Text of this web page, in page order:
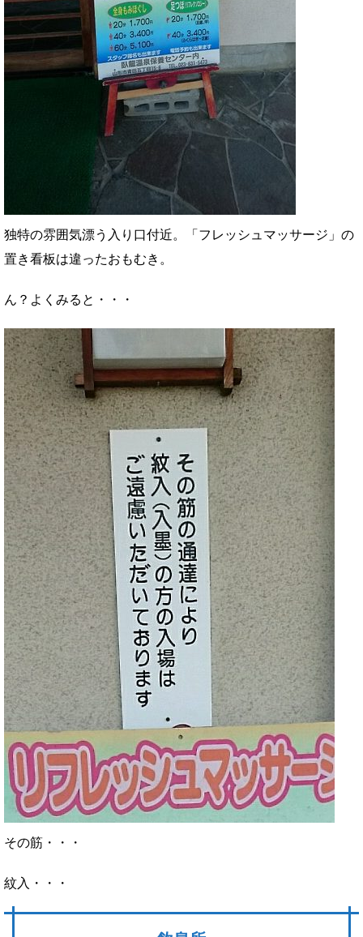
独特の雰囲気漂う入り口付近。「フレッシュマッサージ」の
置き看板は違ったおもむき。
ん？よくみると・・・
その筋・・・
紋入・・・